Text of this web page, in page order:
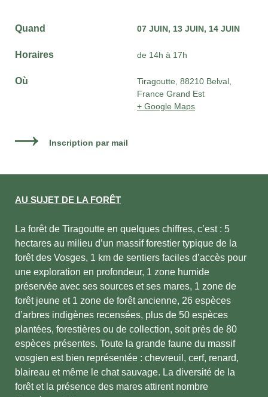
Quand 07 JUIN 13 JUIN 14 JUIN
Horaires de 14h à 17h
Où
Tiragoutte, 88210 Belval,
France Grand Est
+ Google Maps
Inscription par mail
AU SUJET DE LA FORÊT
La forêt de Tiragoutte en quelques chiffres, c’est : 5
hectares au milieu d’un massif forestier typique de la
forêt des Vosges, 1 km de sentiers faciles d’accès pour
une exploration en profondeur, 1 zone humide
préservée avec ses sources et ses mares, 1 zone de
forêt jeune et 1 zone de forêt ancienne, 26 espèces
d’arbres indigènes recensées, plus de 50 espèces
plantées, forestières ou de collection, soit près de 80
espèces présentes. Toute la grande faune du massif
vosgien est bien représentée : chevreuil, cerf, renard,
blaireau et même le chat sauvage. La diversité de la
forêt et la présence des mares attirent nombre